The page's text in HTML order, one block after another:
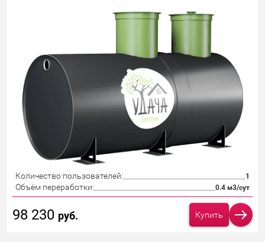
Количество пользователей: 1
Объём переработки: 0.4 м3/сут
98 230 руб. Купить